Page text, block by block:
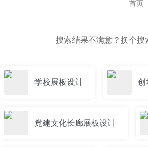
首页
搜索结果不满意？换个搜
学校展板设计 创
党建文化长廊展板设计